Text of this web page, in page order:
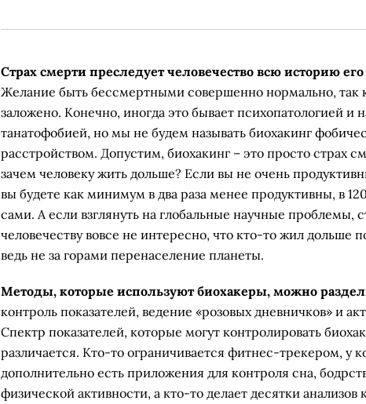
Страх смерти преследует человечество всю историю
Желание быть бессмертными совершенно нормально, так
заложено. Конечно, иногда это бывает психопатологией и
танатофобией, но мы не будем называть биохакинг
расстройством. Допустим, биохакинг – это просто страх
зачем человеку жить дольше? Если вы не очень
вы будете как минимум в два раза менее продуктивны, в
сами. А если взглянуть на глобальные научные проблемы,
человечеству вовсе не интересно, что кто-то жил дольше
ведь не за горами перенаселение планеты.
Методы, которые используют биохакеры, можно
контроль показателей, ведение «розовых дневничков» и
Спектр показателей, которые могут контролировать
различается. Кто-то ограничивается фитнес-трекером, у
дополнительно есть приложения для контроля сна,
физической активности, а кто-то делает десятки анализов